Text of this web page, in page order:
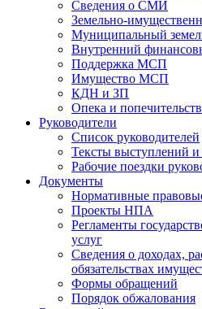
Сведения о СМИ
Земельно-
Муниципальный
Внутренний
Поддержка МСП
Имущество МСП
КДН и ЗП
Опека и
Руководители
Список руководителей
Тексты выступлений и
Рабочие поездки
Документы
Нормативные
Проекты НПА
Регламенты
услуг
Сведения о доходах,
обязательствах
Формы обращений
Порядок обжалования